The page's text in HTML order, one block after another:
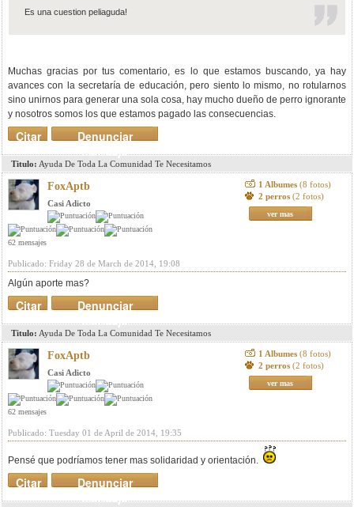
Es una cuestion peliaguda!
Muchas gracias por tus comentario, es lo que estamos buscando, ya hay
avances con la secretaría de educación, pero siento lo mismo, no rotularnos
sino unirnos para generar una sola cosa, hay mucho dueño de perro ignorante
y nosotros somos los que estamos pagado las consecuencias.
Denunciar
mensaje
Citar
Titulo: Ayuda De Toda La Comunidad Te Necesitamos
FoxAptb
Casi Adicto
62 mensajes
1 Albumes (8 fotos)
2 perros (2 fotos)
ver mas
Publicado: Friday 28 de March de 2014, 19:08
Algún aporte mas?
Denunciar
mensaje
Citar
Titulo: Ayuda De Toda La Comunidad Te Necesitamos
FoxAptb
Casi Adicto
62 mensajes
1 Albumes (8 fotos)
2 perros (2 fotos)
ver mas
Publicado: Tuesday 01 de April de 2014, 19:35
Pensé que podríamos tener mas solidaridad y orientación.
Denunciar
mensaje
Citar